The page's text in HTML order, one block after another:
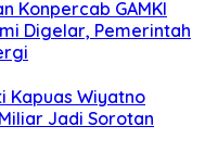
Konpercab GAMKI
Digelar, Pemerintah
Kapuas Wiyatno
Jadi Sorotan